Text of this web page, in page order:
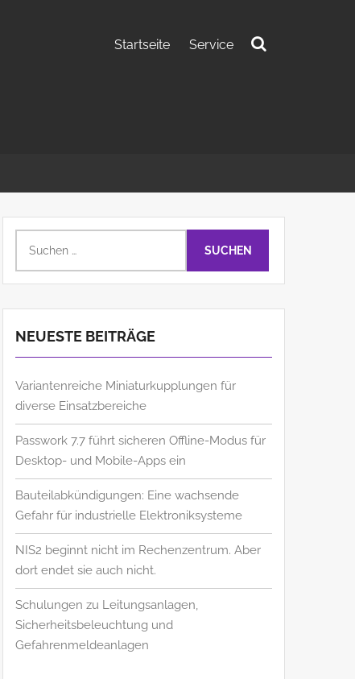
Startseite Service
nach:
NEUESTE BEITRÄGE
Variantenreiche Miniaturkupplungen für
diverse Einsatzbereiche
Passwork 7.7 führt sicheren Offline-Modus für
Desktop- und Mobile-Apps ein
Bauteilabkündigungen: Eine wachsende
Gefahr für industrielle Elektroniksysteme
NIS2 beginnt nicht im Rechenzentrum. Aber
dort endet sie auch nicht.
Schulungen zu Leitungsanlagen,
Sicherheitsbeleuchtung und
Gefahrenmeldeanlagen